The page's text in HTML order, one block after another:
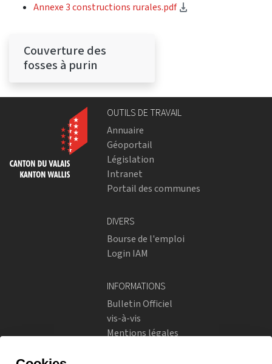
Annexe 3 constructions rurales.pdf
Couverture des
fosses à purin
OUTILS DE TRAVAIL
Annuaire
Géoportail
Législation
Intranet
Portail des communes
DIVERS
Bourse de l'emploi
Login IAM
INFORMATIONS
Bulletin Officiel
vis-à-vis
Mentions légales